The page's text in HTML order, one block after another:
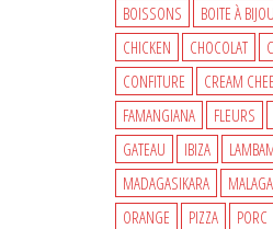
BOISSONS
BOITE À BIJOU
CHICKEN
CHOCOLAT
CONFITURE
CREAM
FAMANGIANA
FLEURS
GATEAU
IBIZA
MADAGASIKARA
ORANGE
PIZZA PORC